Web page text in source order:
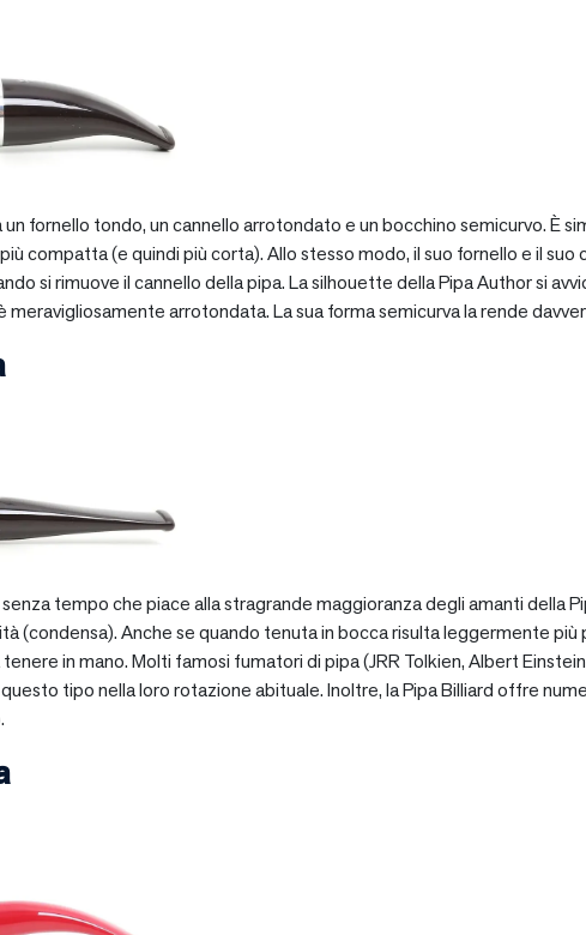
fornello tondo, un cannello arrotondato e un bocchino semicurvo. È
compatta (e quindi più corta). Allo stesso modo, il suo fornello e il suo
si rimuove il cannello della pipa. La silhouette della Pipa Author si
arrotondata. La sua forma semicurva la rende
senza tempo che piace alla stragrande maggioranza degli amanti della
(condensa). Anche se quando tenuta in bocca risulta leggermente più
in mano. Molti famosi fumatori di pipa (JRR Tolkien, Albert
tipo nella loro rotazione abituale. Inoltre, la Pipa Billiard offre